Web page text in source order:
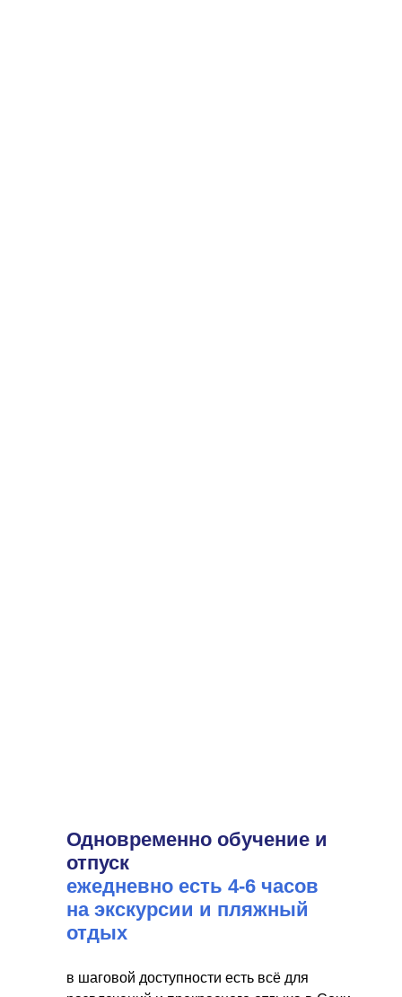
Одновременно обучение и
отпуск
ежедневно есть 4-6 часов
на экскурсии и пляжный
отдых
в шаговой доступности есть всё для